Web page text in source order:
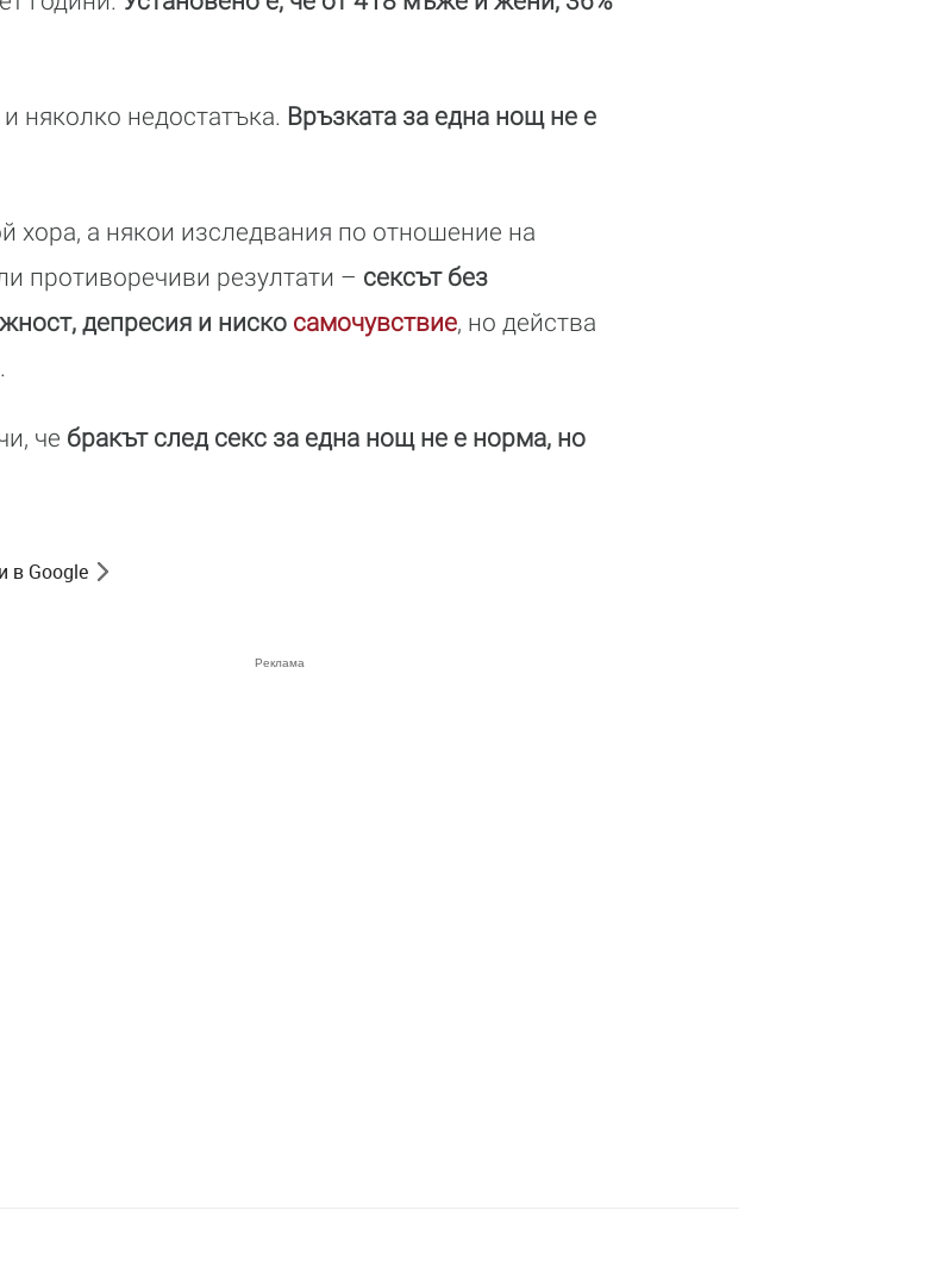
няколко недостатъка. Връзката за една нощ не е
хора, а някои изследвания по отношение на
противоречиви резултати – сексът без
депресия и ниско самочувствие, но действа
че бракът след секс за една нощ не е норма, но
в Google